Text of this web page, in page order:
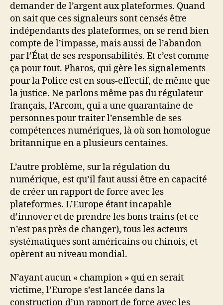
demander de l’argent aux plateformes. Quand
on sait que ces signaleurs sont censés être
indépendants des plateformes, on se rend bien
compte de l’impasse, mais aussi de l’abandon
par l’État de ses responsabilités. Et c’est comme
ça pour tout. Pharos, qui gère les signalements
pour la Police est en sous-effectif, de même que
la justice. Ne parlons même pas du régulateur
français, l’Arcom, qui a une quarantaine de
personnes pour traiter l’ensemble de ses
compétences numériques, là où son homologue
britannique en a plusieurs centaines.
L’autre problème, sur la régulation du
numérique, est qu’il faut aussi être en capacité
de créer un rapport de force avec les
plateformes. L’Europe étant incapable
d’innover et de prendre les bons trains (et ce
n’est pas près de changer), tous les acteurs
systématiques sont américains ou chinois, et
opèrent au niveau mondial.
N’ayant aucun « champion » qui en serait
victime, l’Europe s’est lancée dans la